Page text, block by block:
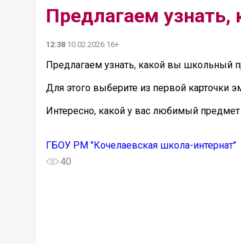
Предлагаем
12:38 10.02.2026 16+
Предлагаем узнать, какой вы школьный
Для этого выберите из первой карточки
Интересно, какой у вас любимый
ГБОУ РМ "Кочелаевская школа-интернат"
40